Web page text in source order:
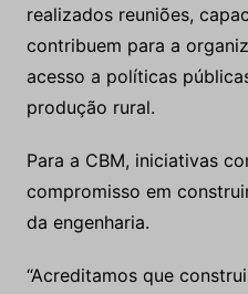
realizados reuniões,
contribuem para a
acesso a políticas
produção rural.
Para a CBM, iniciativas
compromisso em
da engenharia.
“Acreditamos que